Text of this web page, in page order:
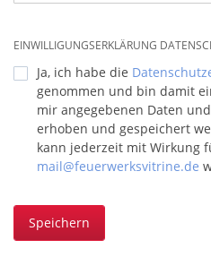
EINWILLIGUNGSERKLÄRUNG
Ja, ich habe die
genommen und bin damit
mir angegebenen Daten
erhoben und gespeichert
kann jederzeit mit Wirkung
mail@feuerwerksvitrine.de
Speichern